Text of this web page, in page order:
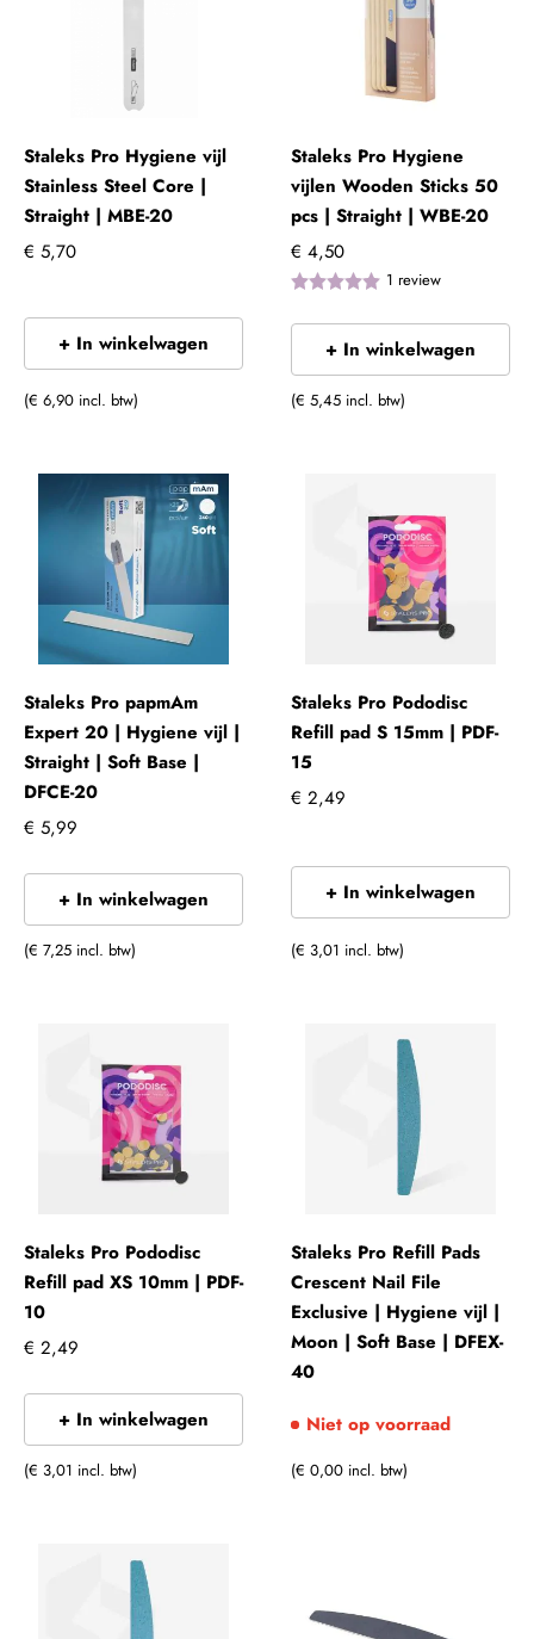
Staleks Pro Hygiene vijl
Stainless Steel Core |
Straight | MBE-20
€ 5,70
+ In winkelwagen
(€ 6,90 incl. btw)
Staleks Pro Hygiene
vijlen Wooden Sticks 50
pcs | Straight | WBE-20
€ 4,50
1 review
+ In winkelwagen
(€ 5,45 incl. btw)
Staleks Pro papmAm
Expert 20 | Hygiene vijl |
Straight | Soft Base |
DFCE-20
€ 5,99
+ In winkelwagen
(€ 7,25 incl. btw)
Staleks Pro Pododisc
Refill pad S 15mm | PDF-
15
€ 2,49
+ In winkelwagen
(€ 3,01 incl. btw)
Staleks Pro Pododisc
Refill pad XS 10mm | PDF-
10
€ 2,49
+ In winkelwagen
(€ 3,01 incl. btw)
Staleks Pro Refill Pads
Crescent Nail File
Exclusive | Hygiene vijl |
Moon | Soft Base | DFEX-
40
Niet op voorraad
(€ 0,00 incl. btw)